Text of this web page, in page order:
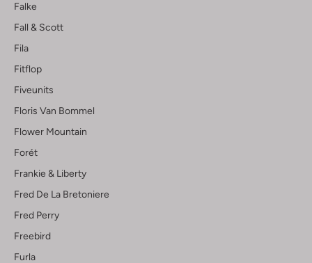
Falke
Fall & Scott
Fila
Fitflop
Fiveunits
Floris Van Bommel
Flower Mountain
Forét
Frankie & Liberty
Fred De La Bretoniere
Fred Perry
Freebird
Furla